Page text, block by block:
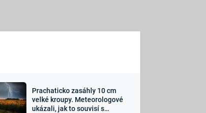
Sledujte nás
Prachaticko zasáhly 10 cm
velké kroupy. Meteorologové
ukázali, jak to souvisí s